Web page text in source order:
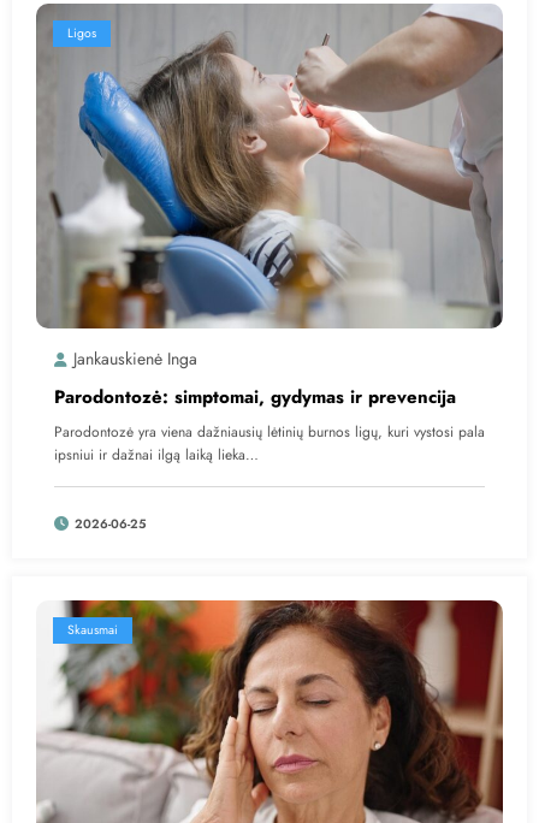
Ligos
Jankauskienė Inga
Parodontozė: simptomai, gydymas ir prevencija
Parodontozė yra viena dažniausių lėtinių burnos ligų, kuri vystosi pala
ipsniui ir dažnai ilgą laiką lieka…
2026-06-25
Skausmai